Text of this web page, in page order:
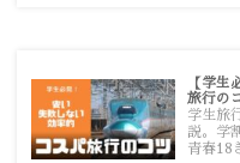
【学生
旅行の
学生旅
説。学
青春18